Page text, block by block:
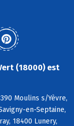
(18000) est
Moulins s/Yèvre,
en-Septaine,
18400 Lunery,